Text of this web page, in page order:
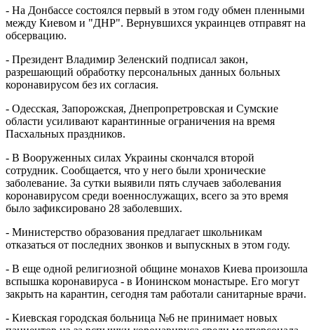
- На Донбассе состоялся первый в этом году обмен пленными
между Киевом и "ДНР". Вернувшихся украинцев отправят на
обсервацию.
- Президент Владимир Зеленский подписал закон,
разрешающий обработку персональных данных больных
коронавирусом без их согласия.
- Одесская, Запорожская, Днепропретровская и Сумские
области усиливают карантинные ограничения на время
Пасхальных праздников.
- В Вооруженных силах Украины скончался второй
сотрудник. Сообщается, что у него были хронические
заболевание. За сутки выявили пять случаев заболевания
коронавирусом среди военнослужащих, всего за это время
было зафиксировано 28 заболевших.
- Министерство образования предлагает школьникам
отказаться от последних звонков и выпускных в этом году.
- В еще одной религиозной общине монахов Киева произошла
вспышка коронавируса - в Ионинском монастыре. Его могут
закрыть на карантин, сегодня там работали санитарные врачи.
- Киевская городская больница №6 не принимает новых